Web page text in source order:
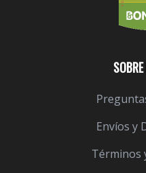
Envíos y
Términos